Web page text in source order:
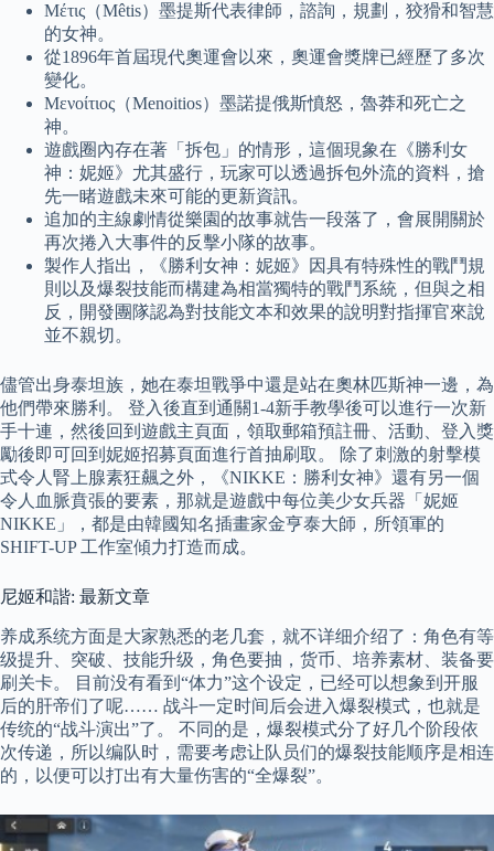
Μέτις（Mêtis）墨提斯代表律師，諮詢，規劃，狡猾和智慧
的女神。
從1896年首屆現代奧運會以來，奧運會獎牌已經歷了多次
變化。
Μενοίτιος（Menoitios）墨諾提俄斯憤怒，魯莽和死亡之
神。
遊戲圈內存在著「拆包」的情形，這個現象在《勝利女
神：妮姬》尤其盛行，玩家可以透過拆包外流的資料，搶
先一睹遊戲未來可能的更新資訊。
追加的主線劇情從樂園的故事就告一段落了，會展開關於
再次捲入大事件的反擊小隊的故事。
製作人指出，《勝利女神：妮姬》因具有特殊性的戰鬥規
則以及爆裂技能而構建為相當獨特的戰鬥系統，但與之相
反，開發團隊認為對技能文本和效果的說明對指揮官來說
並不親切。
儘管出身泰坦族，她在泰坦戰爭中還是站在奧林匹斯神一邊，為
他們帶來勝利。 登入後直到通關1-4新手教學後可以進行一次新
手十連，然後回到遊戲主頁面，領取郵箱預註冊、活動、登入獎
勵後即可回到妮姬招募頁面進行首抽刷取。 除了刺激的射擊模
式令人腎上腺素狂飆之外，《NIKKE：勝利女神》還有另一個
令人血脈賁張的要素，那就是遊戲中每位美少女兵器「妮姬
NIKKE」，都是由韓國知名插畫家金亨泰大師，所領軍的
SHIFT-UP 工作室傾力打造而成。
尼姬和諧: 最新文章
养成系统方面是大家熟悉的老几套，就不详细介绍了：角色有等
级提升、突破、技能升级，角色要抽，货币、培养素材、装备要
刷关卡。 目前没有看到“体力”这个设定，已经可以想象到开服
后的肝帝们了呢…… 战斗一定时间后会进入爆裂模式，也就是
传统的“战斗演出”了。 不同的是，爆裂模式分了好几个阶段依
次传递，所以编队时，需要考虑让队员们的爆裂技能顺序是相连
的，以便可以打出有大量伤害的“全爆裂”。